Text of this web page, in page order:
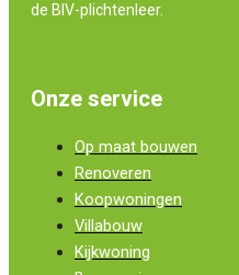
de BIV-plichtenleer.
Onze service
Op maat bouwen
Renoveren
Koopwoningen
Villabouw
Kijkwoning